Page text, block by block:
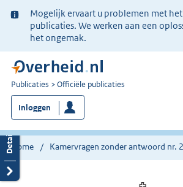
Ter
informatie:
Mogelijk ervaart u problemen met
publicaties. We werken aan een
het ongemak.
U
bent
nu
hier:
Publicaties Officiële publicaties
Inloggen
Home Kamervragen zonder antwoord nr.